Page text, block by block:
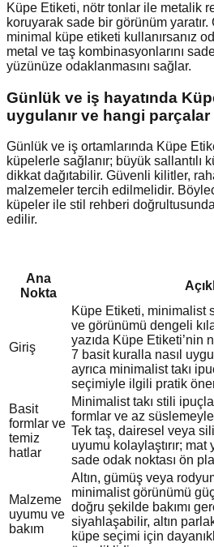
Küpe Etiketi, nötr tonlar ile metalik
koruyarak sade bir görünüm
minimal küpe etiketi kullanırsanız
metal ve taş kombinasyonlarını
yüzünüze odaklanmasını sağlar.
Günlük ve iş hayatında
uygulanır ve hangi
Günlük ve iş ortamlarında Küpe
küpelerle sağlanır; büyük sallantılı
dikkat dağıtabilir. Güvenli kilitler,
malzemeler tercih edilmelidir.
küpeler ile stil rehberi
edilir.
Ana
Nokta
Giriş
Küpe Etiketi, minimalist
ve görünümü dengeli
yazıda Küpe Etiketi’nin
7 basit kuralla nasıl
ayrıca minimalist takı
seçimiyle ilgili pratik
Basit
formlar ve
temiz
hatlar
Minimalist takı stili
formlar ve az
Tek taş, dairesel veya
uyumu kolaylaştırır;
sade odak noktası ön
Malzeme
uyumu ve
bakım
Altın, gümüş veya
minimalist görünümü
doğru şekilde bakımı
siyahlaşabilir, altın
küpe seçimi için